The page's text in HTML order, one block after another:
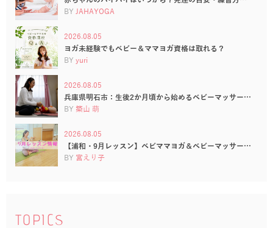
BY JAHAYOGA
2026.08.05
ヨガ未経験でもベビー＆ママヨガ資格は取れる？
BY yuri
2026.08.05
兵庫県明石市：生後2か月頃から始めるベビーマッサー…
BY 築山 萌
2026.08.05
【浦和・9月レッスン】ベビママヨガ＆ベビーマッサー…
BY 宮えり子
TOPICS